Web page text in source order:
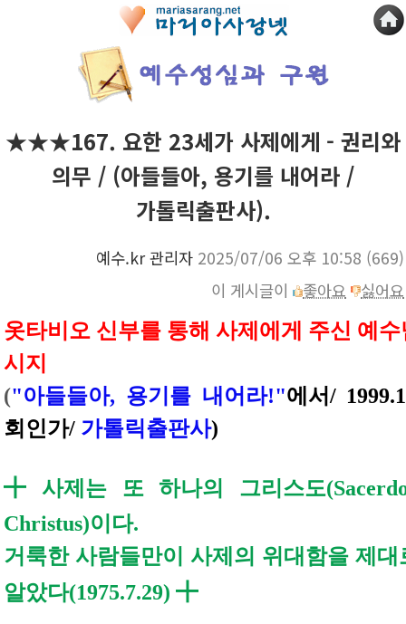
★★★167. 요한 23세가 사제에게 - 권리와
의무 / (아들들아, 용기를 내어라 /
가톨릭출판사).
예수.kr 관리자 2025/07/06 오후 10:58 (669)
이 게시글이
좋아요 싫어요
옷타비오 신부를 통해 사제에게 주신 예
시지
("아들들아, 용기를 내어라!"에서/
회인가/ 가톨릭출판사)
╋ 사제는 또 하나의 그리스도
Christus)이다.
거룩한 사람들만이 사제의 위대함을 제대
알았다(1975.7.29) ╋